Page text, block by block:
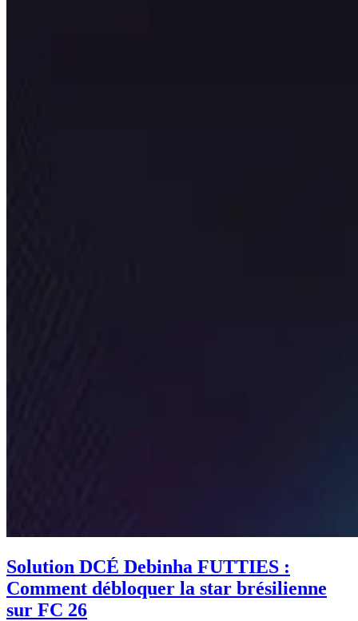
Solution DCÉ Debinha FUTTIES :
Comment débloquer la star brésilienne
sur FC 26